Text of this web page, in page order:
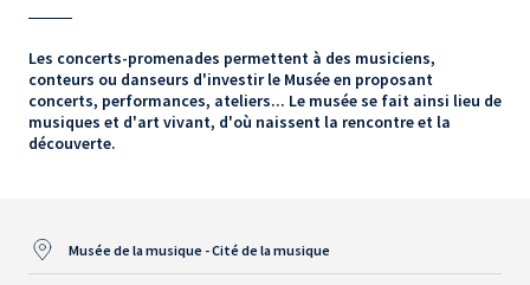
Les concerts-promenades permettent à des musiciens,
conteurs ou danseurs d'investir le Musée en proposant
concerts, performances, ateliers... Le musée se fait ainsi lieu de
musiques et d'art vivant, d'où naissent la rencontre et la
découverte.
Musée de la musique - Cité de la musique